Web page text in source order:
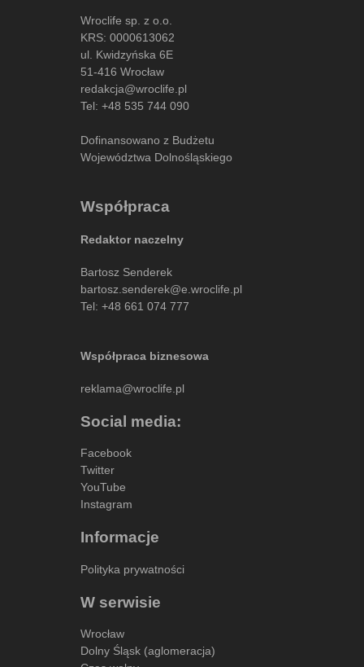
Wroclife sp. z o.o.
KRS: 0000613062
ul. Kwidzyńska 6E
51-416 Wrocław
redakcja@wroclife.pl
Tel: +48 535 744 090
Dofinansowano z Budżetu
Województwa Dolnośląskiego
Współpraca
Redaktor naczelny
Bartosz Senderek
bartosz.senderek@e.wroclife.pl
Tel: +48 661 074 777
Współpraca biznesowa
reklama@wroclife.pl
Social media:
Facebook
Twitter
YouTube
Instagram
Informacje
Polityka prywatności
W serwisie
Wrocław
Dolny Śląsk (aglomeracja)